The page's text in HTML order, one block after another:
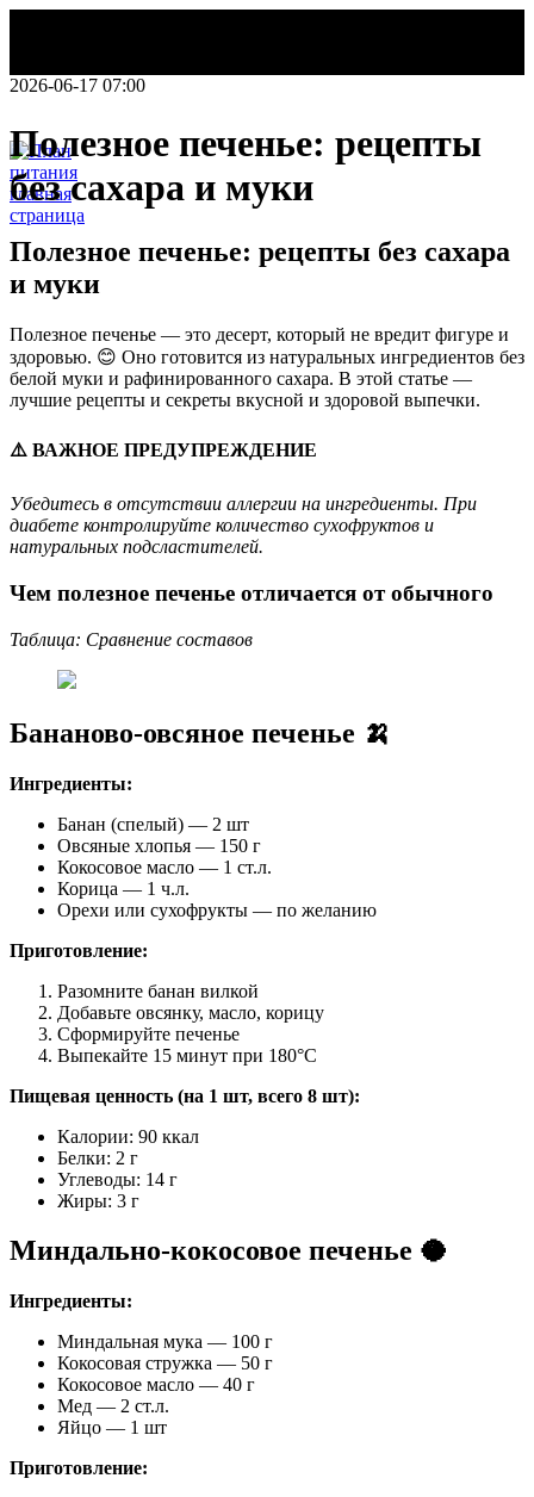
мир легче!
План
питания
2026-06-17 07:00
Полезное печенье: рецепты
без сахара и муки
Полезное печенье: рецепты без сахара
и муки
Полезное печенье — это десерт, который не вредит фигуре и
здоровью. 😊 Оно готовится из натуральных ингредиентов без
белой муки и рафинированного сахара. В этой статье —
лучшие рецепты и секреты вкусной и здоровой выпечки.
⚠️ ВАЖНОЕ ПРЕДУПРЕЖДЕНИЕ
Убедитесь в отсутствии аллергии на ингредиенты. При
диабете контролируйте количество сухофруктов и
натуральных подсластителей.
Чем полезное печенье отличается от обычного
Таблица: Сравнение составов
Бананово-овсяное печенье 🍌
Ингредиенты:
Банан (спелый) — 2 шт
Овсяные хлопья — 150 г
Кокосовое масло — 1 ст.л.
Корица — 1 ч.л.
Орехи или сухофрукты — по желанию
Приготовление:
Разомните банан вилкой
Добавьте овсянку, масло, корицу
Сформируйте печенье
Выпекайте 15 минут при 180°C
Пищевая ценность (на 1 шт, всего 8 шт):
Калории: 90 ккал
Белки: 2 г
Углеводы: 14 г
Жиры: 3 г
Миндально-кокосовое печенье 🥥
Ингредиенты:
Миндальная мука — 100 г
Кокосовая стружка — 50 г
Кокосовое масло — 40 г
Мед — 2 ст.л.
Яйцо — 1 шт
Приготовление: